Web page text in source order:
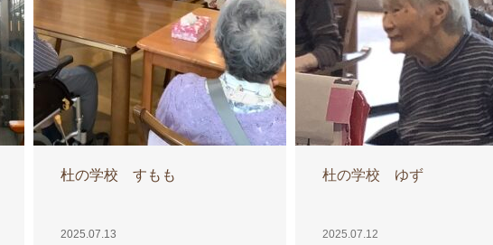
杜の学校 すもも
2025.07.13
杜の学校 ゆず
2025.07.12